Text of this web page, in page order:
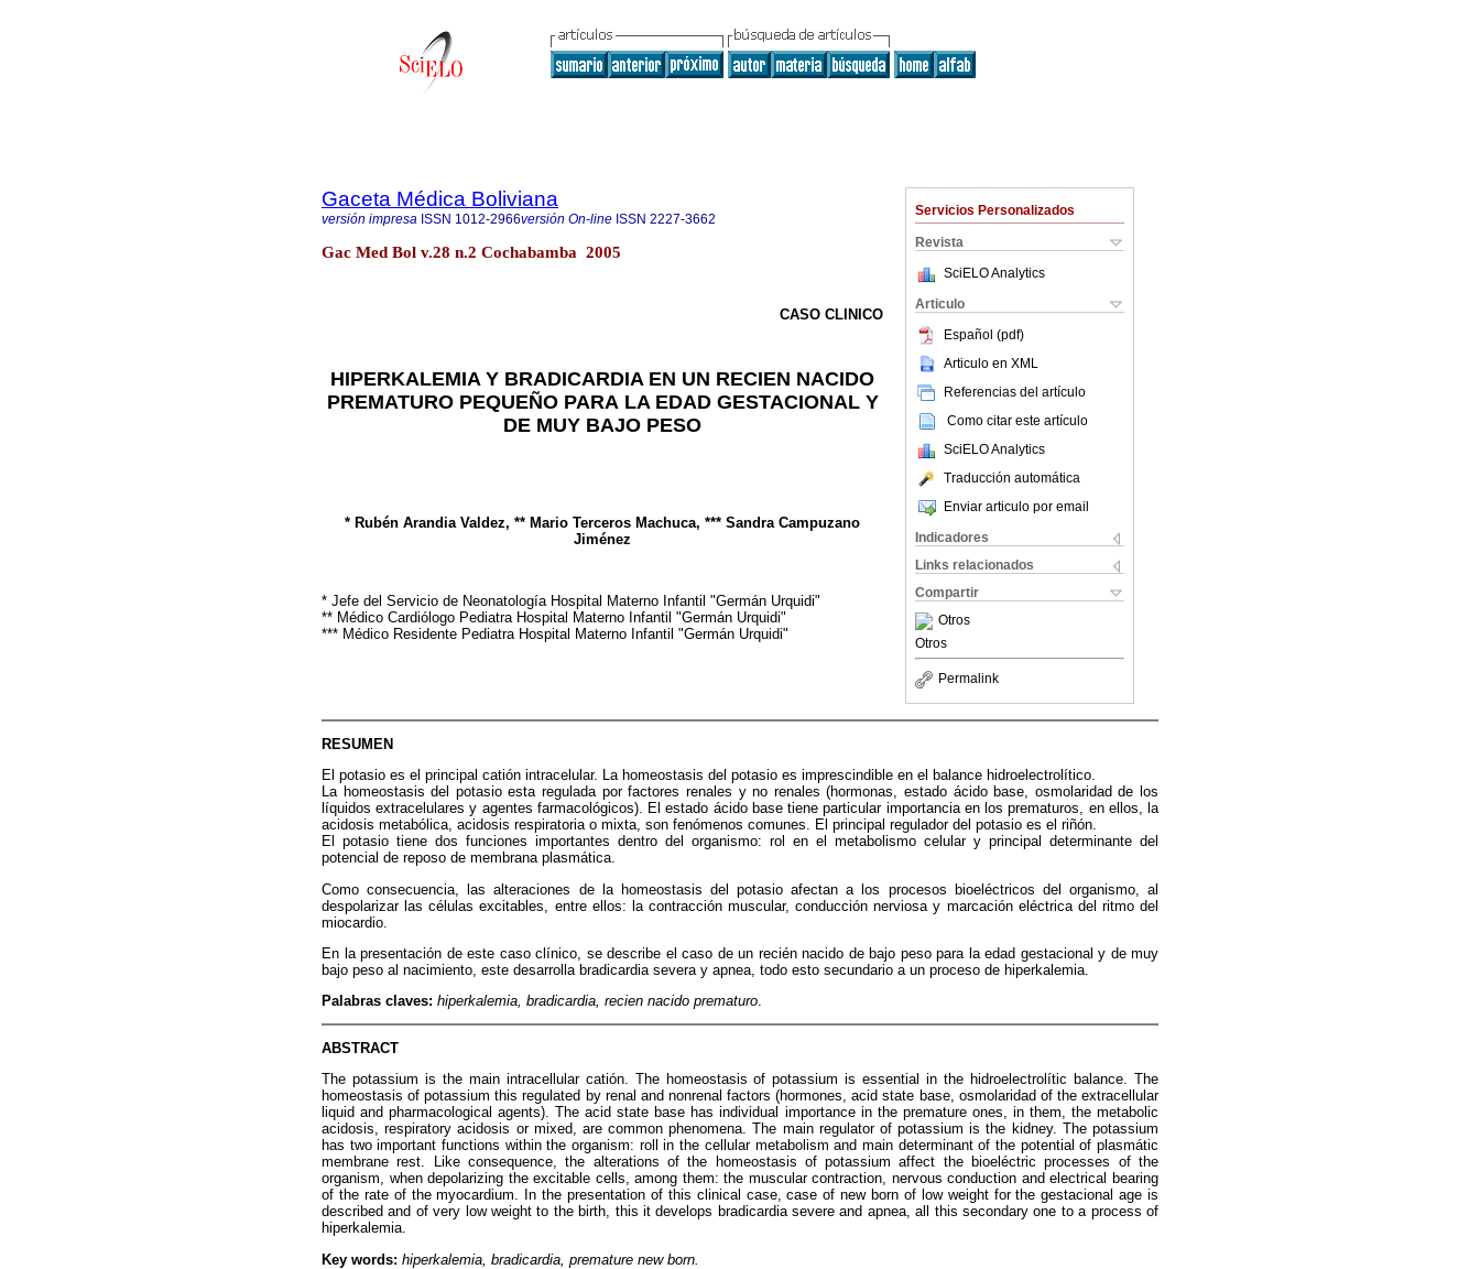
Servicios Personalizados
Revista
SciELO Analytics
Articulo
Español (pdf)
Articulo en XML
Referencias del artículo
Como citar este artículo
SciELO Analytics
Traducción automática
Enviar articulo por email
Indicadores
Links relacionados
Compartir
Otros
Otros
Permalink
Gaceta Médica Boliviana
versión impresa ISSN 1012-2966versión On-line ISSN 2227-3662
Gac Med Bol v.28 n.2 Cochabamba 2005
CASO CLINICO
HIPERKALEMIA Y BRADICARDIA EN UN RECIEN NACIDO
PREMATURO PEQUEÑO PARA LA EDAD GESTACIONAL Y
DE MUY BAJO PESO
* Rubén Arandia Valdez, ** Mario Terceros Machuca, *** Sandra Campuzano
Jiménez
* Jefe del Servicio de Neonatología Hospital Materno Infantil "Germán Urquidi"
** Médico Cardiólogo Pediatra Hospital Materno Infantil "Germán Urquidi"
*** Médico Residente Pediatra Hospital Materno Infantil "Germán Urquidi"
RESUMEN
El potasio es el principal catión intracelular. La homeostasis del potasio es imprescindible en el balance hidroelectrolítico.
La homeostasis del potasio esta regulada por factores renales y no renales (hormonas, estado ácido base, osmolaridad de los
líquidos extracelulares y agentes farmacológicos). El estado ácido base tiene particular importancia en los prematuros, en ellos, la
acidosis metabólica, acidosis respiratoria o mixta, son fenómenos comunes. El principal regulador del potasio es el riñón.
El potasio tiene dos funciones importantes dentro del organismo: rol en el metabolismo celular y principal determinante del
potencial de reposo de membrana plasmática.
Como consecuencia, las alteraciones de la homeostasis del potasio afectan a los procesos bioeléctricos del organismo, al
despolarizar las células excitables, entre ellos: la contracción muscular, conducción nerviosa y marcación eléctrica del ritmo del
miocardio.
En la presentación de este caso clínico, se describe el caso de un recién nacido de bajo peso para la edad gestacional y de muy
bajo peso al nacimiento, este desarrolla bradicardia severa y apnea, todo esto secundario a un proceso de hiperkalemia.
Palabras claves: hiperkalemia, bradicardia, recien nacido prematuro
ABSTRACT
The potassium is the main intracellular catión. The homeostasis of potassium is essential in the hidroelectrolític balance. The
homeostasis of potassium this regulated by renal and nonrenal factors (hormones, acid state base, osmolaridad of the extracellular
liquid and pharmacological agents). The acid state base has individual importance in the premature ones, in them, the metabolic
acidosis, respiratory acidosis or mixed, are common phenomena. The main regulator of potassium is the kidney. The potassium
has two important functions within the organism: roll in the cellular metabolism and main determinant of the potential of plasmátic
membrane rest. Like consequence, the alterations of the homeostasis of potassium affect the bioeléctric processes of the
organism, when depolarizing the excitable cells, among them: the muscular contraction, nervous conduction and electrical bearing
of the rate of the myocardium. In the presentation of this clinical case, case of new born of low weight for the gestacional age is
described and of very low weight to the birth, this it develops bradicardia severe and apnea, all this secondary one to a process of
hiperkalemia.
Key words: hiperkalemia, bradicardia, premature new born.